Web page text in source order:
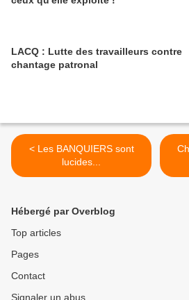
LACQ : Lutte des travailleurs contre
chantage patronal
< Les BANQUIERS sont
lucides...
Hébergé par Overblog
Top articles
Pages
Contact
Signaler un abus